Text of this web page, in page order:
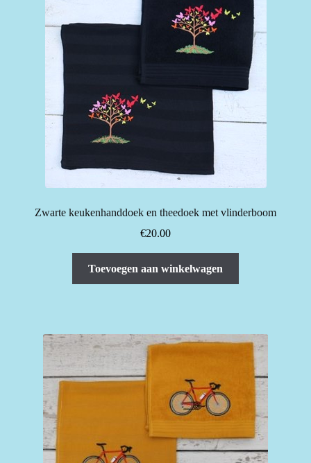
Zwarte keukenhanddoek en theedoek met vlinderboom
€20.00
Toevoegen aan winkelwagen